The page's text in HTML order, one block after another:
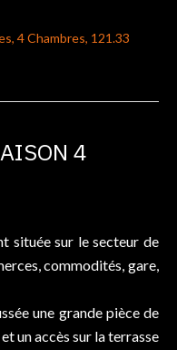
4 Chambres, 121.33
4
située sur le secteur de
commodités, gare,
une grande pièce de
un accès sur la terrasse